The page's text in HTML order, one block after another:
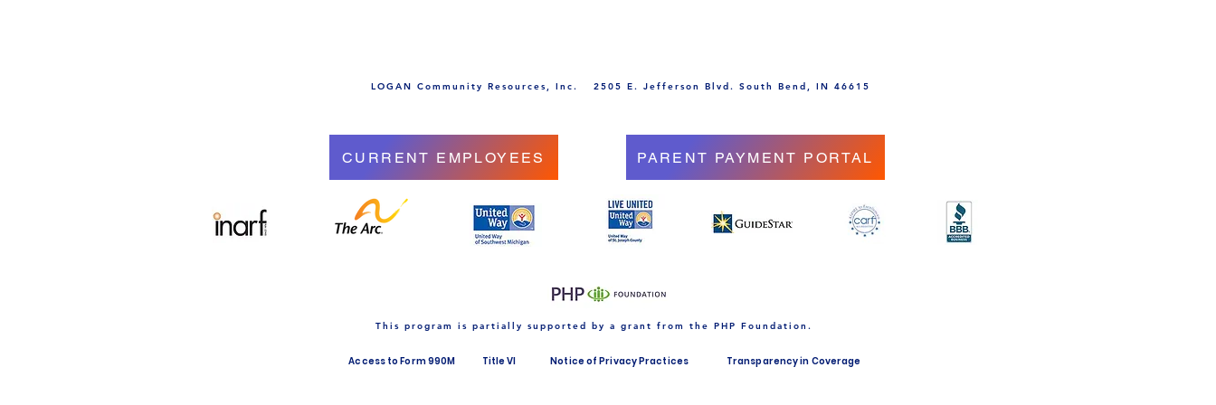
LOGAN Community Resources, Inc. 2505 E. Jefferson Blvd. South Bend, IN 46615
CURRENT EMPLOYEES PARENT PAYMENT PORTAL
This program is partially supported by a grant from the PHP Foundation.
Access to Form 990M Title VI Notice of Privacy Practices Transparency in Coverage